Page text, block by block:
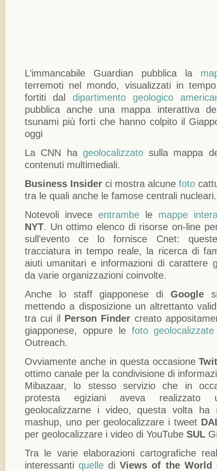
L’immancabile Guardian pubblica la
terremoti nel mondo, visualizzati in
fortiti dal dipartimento geologico
pubblica anche una mappa interattiva
tsunami più forti che hanno colpito il
oggi
La CNN ha geolocalizzatosulla mappa
contenuti multimediali.
Business Insider ci mostra alcune foto
tra le quali anche le famose centrali nucleari.
Notevoli invece entrambe le mappe
NYT. Un ottimo elenco di risorse on-line
sull’evento ce lo fornisce Cnet:
tracciatura in tempo reale, la ricerca di
aiuti umanitari e informazioni di carattere
da varie organizzazioni coinvolte.
Anche lo staff giapponese di Google
mettendo a disposizione un altrettanto
tra cui il Person Finder creato
giapponese, oppure le foto geolocalizzate
Outreach.
Ovviamente anche in questa occasione
ottimo canale per la condivisione di
Mibazaar, lo stesso servizio che in
protesta egiziani aveva realizzato
geolocalizzarne i video, questa volta ha
mashup, uno per geolocalizzare i tweet
per geolocalizzare i video di YouTube SUL
Tra le varie elaborazioni cartografiche
interessantiquelle diViews of the World